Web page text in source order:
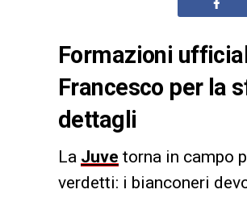
Formazioni
Francesco per la
dettagli
La Juve torna in campo
verdetti: i bianconeri